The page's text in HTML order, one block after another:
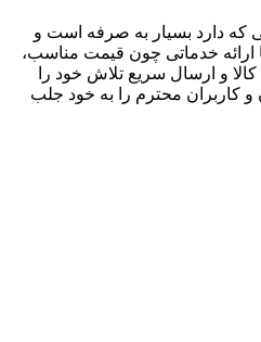
که دارد بسیار به صرفه است و
ارائه خدماتی چون قیمت مناسب،
و ارسال سریع تلاش خود را
کاربران محترم را به خود جلب